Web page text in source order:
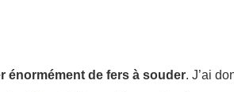
énormément de fers à souder. J’ai